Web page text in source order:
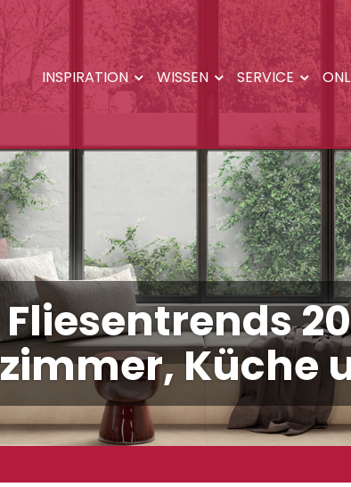
INSPIRATION
WISSEN SERVICE
Küche